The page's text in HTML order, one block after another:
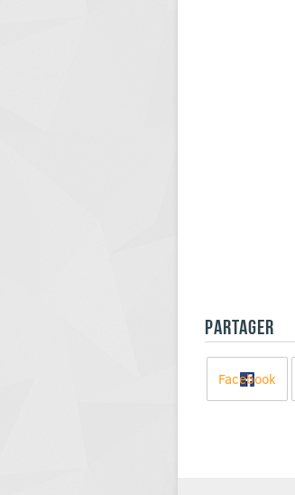
PARTAGER
Facebook